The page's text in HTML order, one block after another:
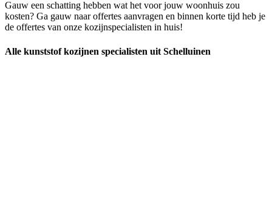
Gauw een schatting hebben wat het voor jouw woonhuis zou
kosten? Ga gauw naar offertes aanvragen en binnen korte tijd heb je
de offertes van onze kozijnspecialisten in huis!
Alle kunststof kozijnen specialisten uit Schelluinen